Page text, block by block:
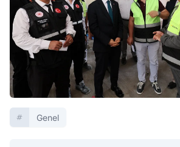
Genel